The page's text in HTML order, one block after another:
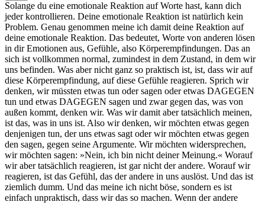
Solange du eine emotionale Reaktion auf Worte hast, kann dich
jeder kontrollieren. Deine emotionale Reaktion ist natürlich kein
Problem. Genau genommen meine ich damit deine Reaktion auf
deine emotionale Reaktion. Das bedeutet, Worte von anderen lösen
in dir Emotionen aus, Gefühle, also Körperempfindungen. Das an
sich ist vollkommen normal, zumindest in dem Zustand, in dem wir
uns befinden. Was aber nicht ganz so praktisch ist, ist, dass wir auf
diese Körperempfindung, auf diese Gefühle reagieren. Sprich wir
denken, wir müssten etwas tun oder sagen oder etwas DAGEGEN
tun und etwas DAGEGEN sagen und zwar gegen das, was von
außen kommt, denken wir. Was wir damit aber tatsächlich meinen,
ist das, was in uns ist. Also wir denken, wir möchten etwas gegen
denjenigen tun, der uns etwas sagt oder wir möchten etwas gegen
den sagen, gegen seine Argumente. Wir möchten widersprechen,
wir möchten sagen: »Nein, ich bin nicht deiner Meinung.« Worauf
wir aber tatsächlich reagieren, ist gar nicht der andere. Worauf wir
reagieren, ist das Gefühl, das der andere in uns auslöst. Und das ist
ziemlich dumm. Und das meine ich nicht böse, sondern es ist
einfach unpraktisch, dass wir das so machen. Wenn der andere